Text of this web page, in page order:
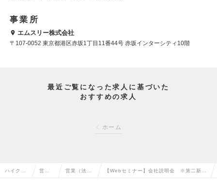
事業所
エムスリー株式会社
〒107-0052 東京都港区赤坂1丁目11番44号 赤坂インターシティ10階
最近ご覧になった求人に基づいた
おすすめの求人
ホーム
ハイクラ 営業 営業（法人 【Webセミナー】会社説明会 ※第二新卒